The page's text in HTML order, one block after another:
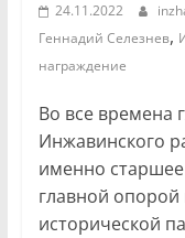
24.11.2022
Геннадий Селезнев,
награждение
Во все времена
Инжавинского
именно старшее
главной
исторической